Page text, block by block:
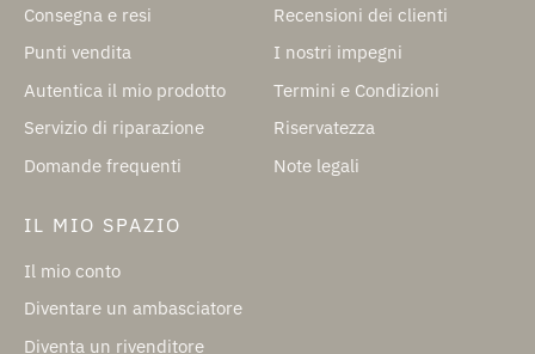
Consegna e resi
Punti vendita
Autentica il mio prodotto
Servizio di riparazione
Domande frequenti
Recensioni dei clienti
I nostri impegni
Termini e Condizioni
Riservatezza
Note legali
IL MIO SPAZIO
Il mio conto
Diventare un ambasciatore
Diventa un rivenditore